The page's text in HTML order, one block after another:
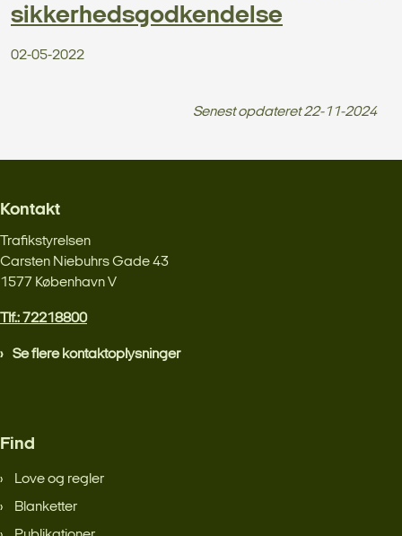
sikkerhedsgodkendelse
02-05-2022
Senest opdateret22-11-2024
Kontakt
Trafikstyrelsen
Carsten Niebuhrs Gade 43
1577 København V
Tlf.: 72218800
Se flere kontaktoplysninger
Find
Love og regler
Blanketter